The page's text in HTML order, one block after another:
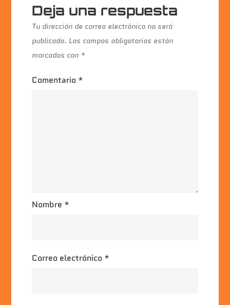
Deja una respuesta
Tu dirección de correo electrónico no será
publicada. Los campos obligatorios están
marcados con *
Comentario *
Nombre *
Correo electrónico *